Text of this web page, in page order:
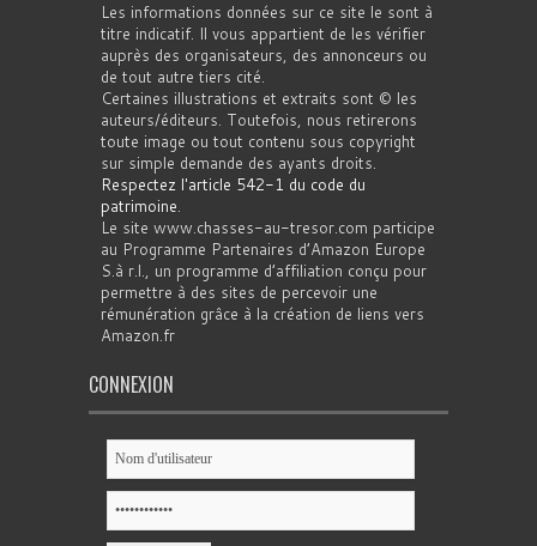
Les informations données sur ce site le sont à
titre indicatif. Il vous appartient de les vérifier
auprès des organisateurs, des annonceurs ou
de tout autre tiers cité.
Certaines illustrations et extraits sont © les
auteurs/éditeurs. Toutefois, nous retirerons
toute image ou tout contenu sous copyright
sur simple demande des ayants droits.
Respectez l'article 542-1 du code du
patrimoine.
Le site www.chasses-au-tresor.com participe
au Programme Partenaires d’Amazon Europe
S.à r.l., un programme d’affiliation conçu pour
permettre à des sites de percevoir une
rémunération grâce à la création de liens vers
Amazon.fr
CONNEXION